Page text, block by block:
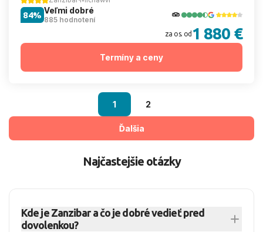
Veľmi dobré
885 hodnotení
84%
za os. od 1 880 €
Termíny a ceny
1 2
Ďalšia
Najčastejšie otázky
Kde je Zanzibar a čo je dobré vedieť pred
dovolenkou?